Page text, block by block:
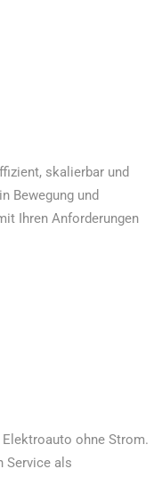
skalierbar und
Bewegung und
Ihren Anforderungen
ohne Strom.
Service als